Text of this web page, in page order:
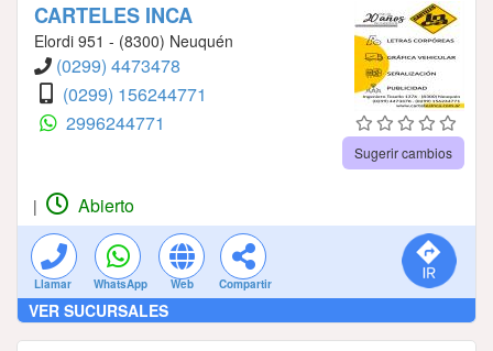
CARTELES INCA
Elordi 951 - (8300) Neuquén
(0299) 4473478
(0299) 156244771
2996244771
Sugerir cambios
| Abierto
Llamar WhatsApp Web Compartir
VER SUCURSALES